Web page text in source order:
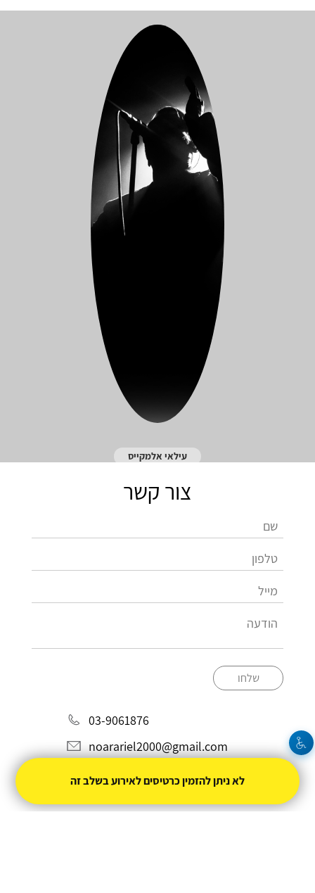
עילאי אלמקייס
צור קשר
שלחו
03-9061876
noarariel2000@gmail.com
לא ניתן להזמין כרטיסים לאירוע בשלב זה